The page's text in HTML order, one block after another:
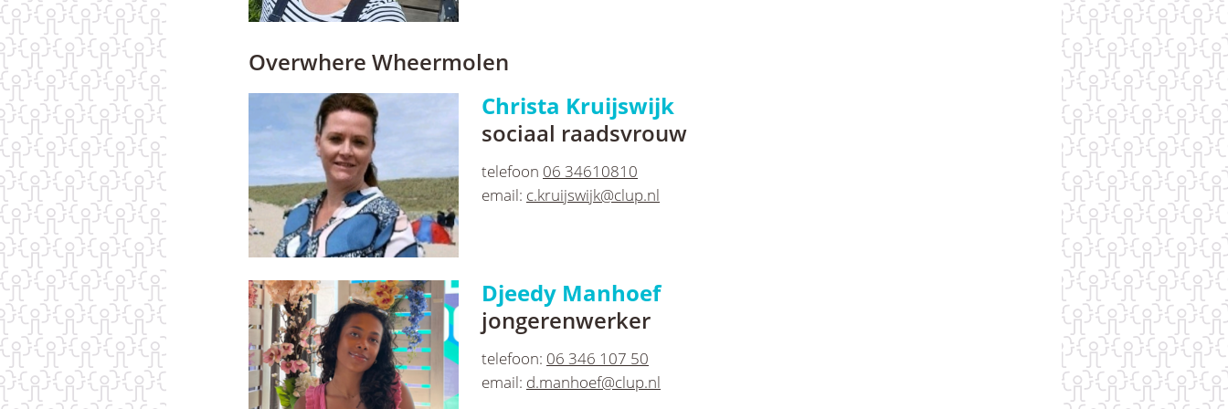
Overwhere Wheermolen
Christa Kruijswijk
sociaal raadsvrouw
telefoon 06 34610810
email: c.kruijswijk@clup.nl
Djeedy Manhoef
jongerenwerker
telefoon: 06 346 107 50
email: d.manhoef@clup.nl